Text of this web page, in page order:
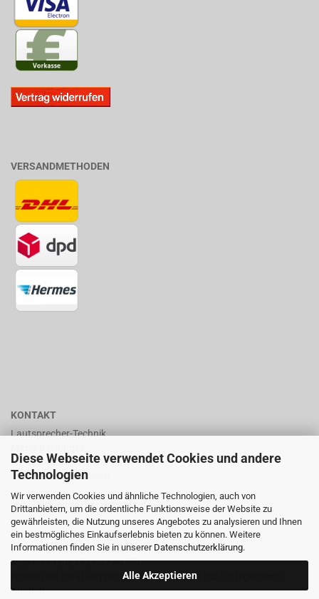
Diese Webseite verwendet Cookies und andere
Technologien
Wir verwenden Cookies und ähnliche Technologien, auch von
Drittanbietern, um die ordentliche Funktionsweise der Website zu
gewährleisten, die Nutzung unseres Angebotes zu analysieren und Ihnen
ein bestmögliches Einkaufserlebnis bieten zu können. Weitere
Informationen finden Sie in unserer Datenschutzerklärung.
Alle Akzeptieren
VERSANDMETHODEN
KONTAKT
Lautsprecher-Technik
Frankenhäuserstr. 65
99706 Sondershausen
shop@lautsprecher-technik.de
Tel.: +49 (0) 36 32 / 757 876
Fax: +49 (0) 36 32 / 757 875
Mobil: +49 (0) 173 / 32 44 770
kostenlose Beratung per Email oder Telefon nur für registrierte
Kunden